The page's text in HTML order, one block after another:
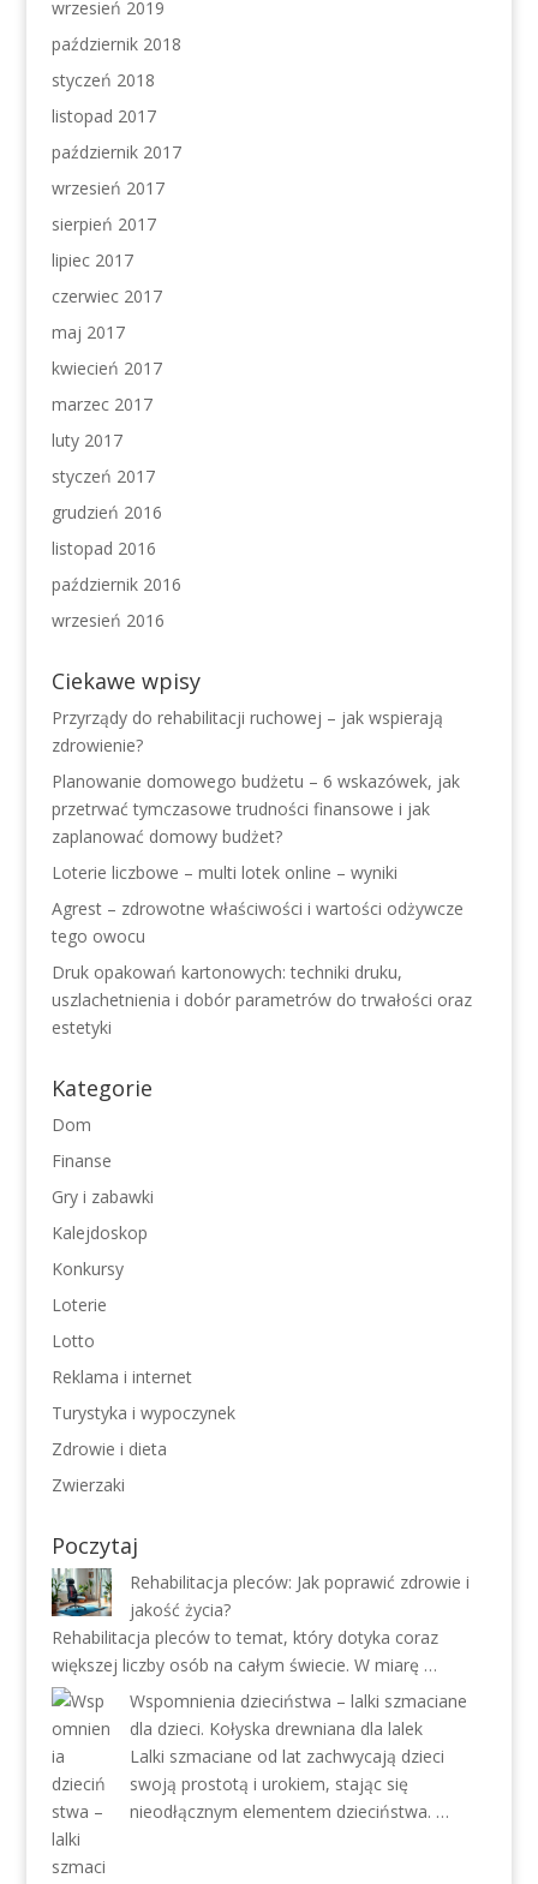
wrzesień 2019
październik 2018
styczeń 2018
listopad 2017
październik 2017
wrzesień 2017
sierpień 2017
lipiec 2017
czerwiec 2017
maj 2017
kwiecień 2017
marzec 2017
luty 2017
styczeń 2017
grudzień 2016
listopad 2016
październik 2016
wrzesień 2016
Ciekawe wpisy
Przyrządy do rehabilitacji ruchowej – jak wspierają
zdrowienie?
Planowanie domowego budżetu – 6 wskazówek, jak
przetrwać tymczasowe trudności finansowe i jak
zaplanować domowy budżet?
Loterie liczbowe – multi lotek online – wyniki
Agrest – zdrowotne właściwości i wartości odżywcze
tego owocu
Druk opakowań kartonowych: techniki druku,
uszlachetnienia i dobór parametrów do trwałości oraz
estetyki
Kategorie
Dom
Finanse
Gry i zabawki
Kalejdoskop
Konkursy
Loterie
Lotto
Reklama i internet
Turystyka i wypoczynek
Zdrowie i dieta
Zwierzaki
Poczytaj
Rehabilitacja pleców: Jak poprawić zdrowie i
jakość życia?
Rehabilitacja pleców to temat, który dotyka coraz
większej liczby osób na całym świecie. W miarę …
Wspomnienia dzieciństwa – lalki szmaciane
dla dzieci. Kołyska drewniana dla lalek
Lalki szmaciane od lat zachwycają dzieci
swoją prostotą i urokiem, stając się
nieodłącznym elementem dzieciństwa. …